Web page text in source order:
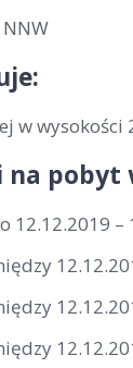
w
pobyt
12.12.2019 –